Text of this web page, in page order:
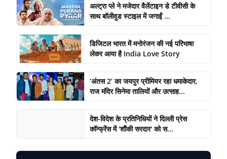
अल्ट्रा प्ले ने मजेदार वैलेंटाइन डे टीवीसी के
साथ बॉलीवुड स्टाइल में जगाईं ...
डिजिटल भारत में मनोरंजन की नई परिभाषा
लेकर आया है India Love Story
‘अंतस 2’ का जयपुर प्रीमियर रहा धमाकेदार,
राज मंदिर सिनेमा तालियों और उत्साह...
देश-विदेश के प्रतिनिधियों ने दिल्ली प्रेस
कॉन्फ्रेंस में 'शौंकी सरदार' को स...